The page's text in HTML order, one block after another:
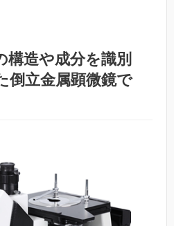
構造や成分を識別
倒立金属顕微鏡で